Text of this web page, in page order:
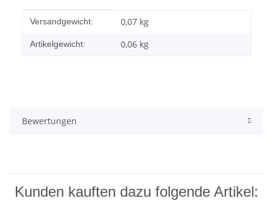
Produkteigenschaft
Wert
Versandgewicht: 0,07 kg
Artikelgewicht: 0,06 kg
Bewertungen
Kunden kauften dazu folgende Artikel: